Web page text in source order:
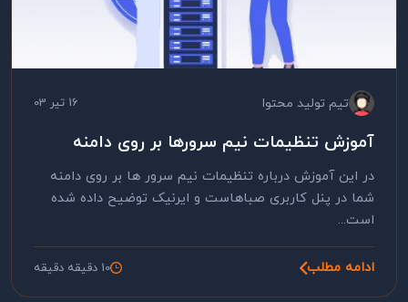
تیم تولید محتوا 16 تیر 03
آموزش تنظیمات نیم سرورها بر روی دامنه
در این آموزش درباره تنظیمات نیم سرور ها بر روی دامنه
شما در پنل کاربری صباهاست و ایرنیک توضیح داده شده
است...
ادامه مطلب 10 دقیقه دقیقه